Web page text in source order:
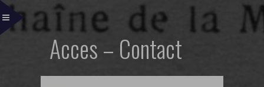
Acces – Contact